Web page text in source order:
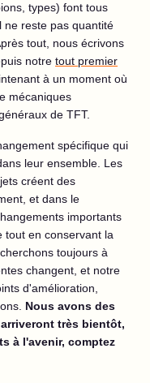
types) font tous
ne reste pas quantité
tout, nous écrivons
notre tout premier
à un moment où
mécaniques
de TFT.
spécifique qui
leur ensemble. Les
créent des
et dans le
importants
tout en conservant la
toujours à
changent, et notre
d'amélioration,
Nous avons des
très bientôt,
à l'avenir, comptez